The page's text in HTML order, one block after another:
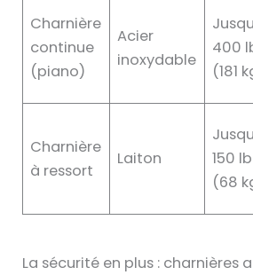
Charnière
continue
(piano)
Acier
inoxydable
400
(181
Charnière
à ressort
Laiton
150 lb
(68
La sécurité en plus : charnières